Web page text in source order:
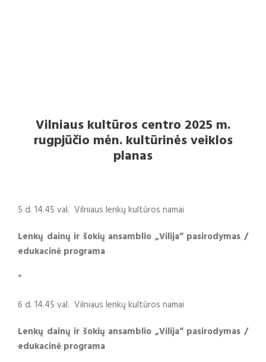
Vilniaus kultūros centro 2025 m.
rugpjūčio mėn. kultūrinės veiklos
planas
5 d. 14.45 val. Vilniaus lenkų kultūros namai
Lenkų dainų ir šokių ansamblio „Vilija“ pasirodymas /
edukacinė programa
*
6 d. 14.45 val. Vilniaus lenkų kultūros namai
Lenkų dainų ir šokių ansamblio „Vilija“ pasirodymas /
edukacinė programa